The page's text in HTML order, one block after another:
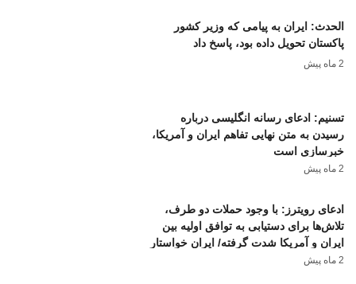
الحدث: ایران به پیامی که وزیر کشور
پاکستان تحویل داده بود، پاسخ داد
2 ماه پیش
تسنیم: ادعای رسانه انگلیسی درباره
رسیدن به متن نهایی تفاهم ایران و آمریکا،
خبرسازی است
2 ماه پیش
ادعای رویترز: با وجود حملات دو طرف،
تلاش‌ها برای دستیابی به توافق اولیه بین
ایران و آمریکا شدت گرفته/ ایران خواستار
2 ماه پیش